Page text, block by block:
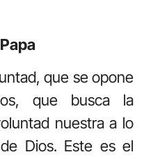
que se opone
que busca la
nuestra a lo
Dios. Este es el